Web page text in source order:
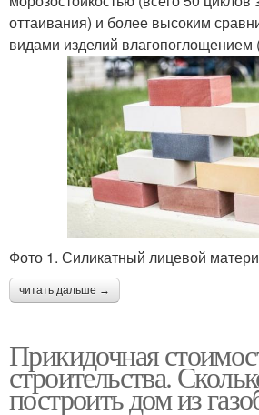
оттаивания) и более высоким
видами изделий влагопоглощением
Фото 1. Силикатный лицевой
читать дальше →
Прикидочная
строительства.
построить дом из